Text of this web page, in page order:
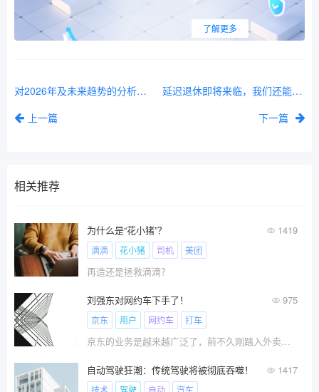
了解更多
对2026年及未来趋势的分析和展望，每个人都值得思考！
上一篇
延迟退休即将来临，我们还能做些什么（上）
下一篇
相关推荐
为什么是“花小猪”？ 1419
滴滴 花小猪 司机 美团
再造还是拯救滴滴？
刘强东对网约车下手了！ 975
京东 用户 网约车 打车
京东的业务是越来越广泛了，前不久刚踏入外卖市场?
自动驾驶狂潮：传统驾驶将被彻底吞噬！ 1417
技术 驾驶 自动 汽车